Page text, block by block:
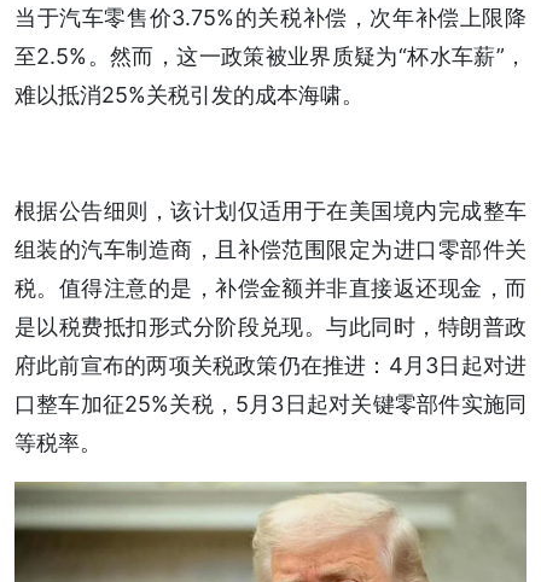
当于汽车零售价3.75%的关税补偿，次年补偿上限降
至2.5%。然而，这一政策被业界质疑为“杯水车薪”，
难以抵消25%关税引发的成本海啸。
根据公告细则，该计划仅适用于在美国境内完成整车
组装的汽车制造商，且补偿范围限定为进口零部件关
税。值得注意的是，补偿金额并非直接返还现金，而
是以税费抵扣形式分阶段兑现。与此同时，特朗普政
府此前宣布的两项关税政策仍在推进：4月3日起对进
口整车加征25%关税，5月3日起对关键零部件实施同
等税率。